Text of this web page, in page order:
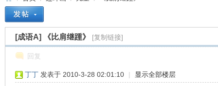
» › ›
[成语A] 《比肩继踵》 [复制链接]
回复
丁丁 发表于 2010-3-28 02:01:10 | 显示全部楼层